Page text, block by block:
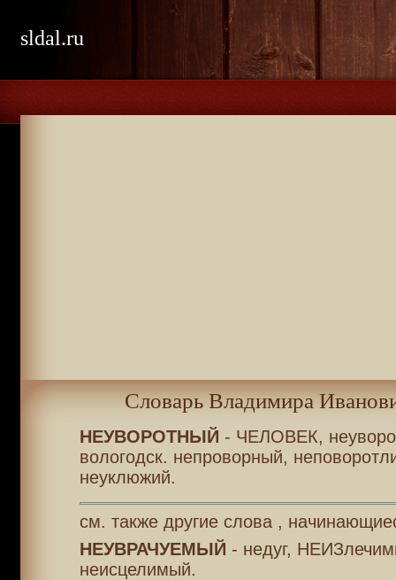
sldal.ru
Словарь Владимира
НЕУВОРОТНЫЙ - ЧЕЛОВЕК,
вологодск. непроворный,
неуклюжий.
см. также другие слова ,
НЕУВРАЧУЕМЫЙ - недуг,
неисцелимый.